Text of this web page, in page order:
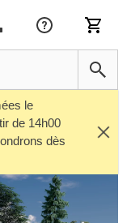
le
de 14h00
dès